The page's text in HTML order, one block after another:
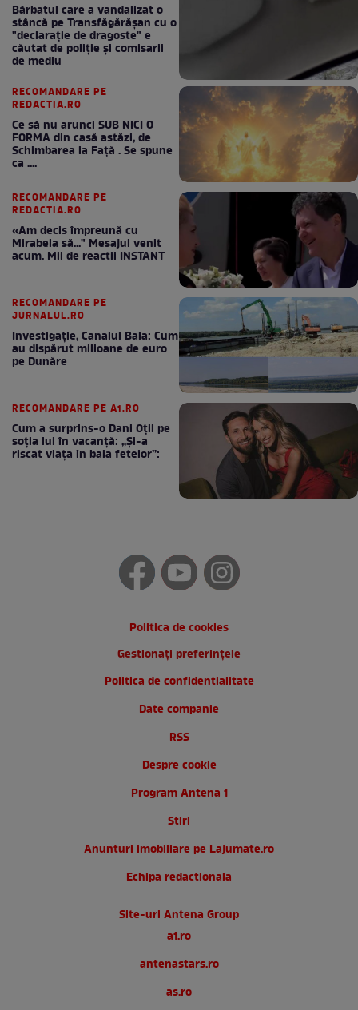
Bărbatul care a vandalizat o
stâncă pe Transfăgărășan cu o
"declaraţie de dragoste" e
căutat de poliție și comisarii
de mediu
RECOMANDARE PE
REDACTIA.RO
Ce să nu arunci SUB NICI O
FORMA din casă astăzi, de
Schimbarea la Față . Se spune
ca ....
RECOMANDARE PE
REDACTIA.RO
«Am decis împreună cu
Mirabela să..." Mesajul venit
acum. Mii de reactii INSTANT
RECOMANDARE PE
JURNALUL.RO
Investigație, Canalul Bala: Cum
au dispărut milioane de euro
pe Dunăre
RECOMANDARE PE A1.RO
Cum a surprins-o Dani Oțil pe
soția lui în vacanță: „Și-a
riscat viața în baia fetelor”:
Politica de cookies
Gestionați preferințele
Politica de confidentialitate
Date companie
RSS
Despre cookie
Program Antena 1
Stiri
Anunturi imobiliare pe Lajumate.ro
Echipa redactionala
Site-uri Antena Group
a1.ro
antenastars.ro
as.ro